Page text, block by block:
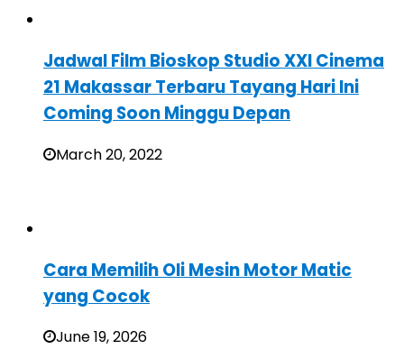
Jadwal Film Bioskop Studio XXI Cinema
21 Makassar Terbaru Tayang Hari Ini
Coming Soon Minggu Depan
March 20, 2022
Cara Memilih Oli Mesin Motor Matic
yang Cocok
June 19, 2026